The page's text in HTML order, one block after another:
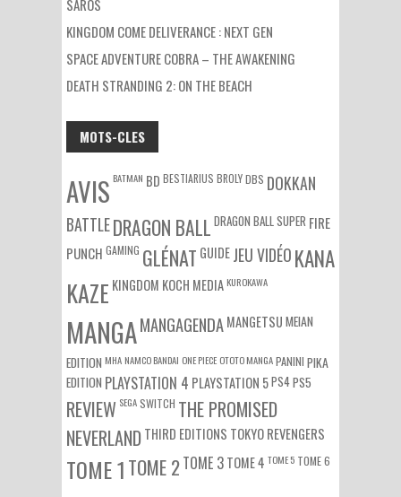
SAROS
KINGDOM COME DELIVERANCE : NEXT GEN
SPACE ADVENTURE COBRA – THE AWAKENING
DEATH STRANDING 2: ON THE BEACH
MOTS-CLES
AVIS BATMAN BD BESTIARIUS BROLYDBS DOKKAN
BATTLEDRAGON BALL DRAGON BALL SUPER FIRE
PUNCH GAMING GLÉNAT GUIDEJEU VIDÉOKANA
KAZE KINGDOM KOCH MEDIA KUROKAWA
MANGAMANGAGENDAMANGETSUMEIAN
EDITION MHA NAMCO BANDAI ONE PIECE OTOTO MANGAPANINI PIKA
EDITION PLAYSTATION 4 PLAYSTATION 5PS4PS5
REVIEW SEGASWITCH THE PROMISED
NEVERLAND THIRD EDITIONS TOKYO REVENGERS
TOME 1TOME 2TOME 3TOME 4 TOME 5 TOME 6